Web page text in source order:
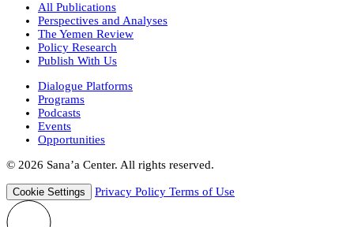
All Publications
Perspectives and Analyses
The Yemen Review
Policy Research
Publish With Us
Dialogue Platforms
Programs
Podcasts
Events
Opportunities
© 2026 Sana’a Center. All rights reserved.
Cookie Settings Privacy Policy Terms of Use